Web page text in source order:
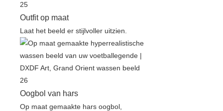
Outfit op maat
Laat het beeld er stijlvoller uitzien.
Oogbol van hars
Op maat gemaakte hars oogbol,